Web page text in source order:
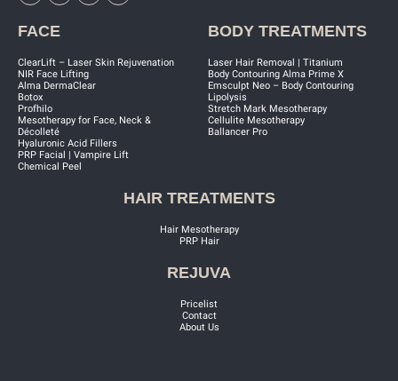
FACE
ClearLift – Laser Skin Rejuvenation
NIR Face Lifting
Alma DermaClear
Botox
Profhilo
Mesotherapy for Face, Neck &
Décolleté
Hyaluronic Acid Fillers
PRP Facial | Vampire Lift
Chemical Peel
BODY TREATMENTS
Laser Hair Removal | Titanium
Body Contouring Alma Prime X
Emsculpt Neo – Body Contouring
Lipolysis
Stretch Mark Mesotherapy
Cellulite Mesotherapy
Ballancer Pro
HAIR TREATMENTS
Hair Mesotherapy
PRP Hair
REJUVA
Pricelist
Contact
About Us